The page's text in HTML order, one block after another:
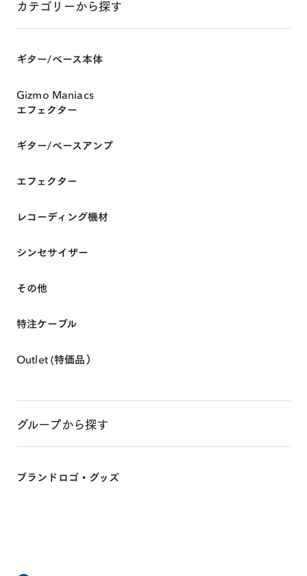
EVENTS & INFO
カテゴリーから探す
ギター/ベース本体
Gizmo Maniacs
エフェクター
ギター/ベースアンプ
エフェクター
レコーディング機材
シンセサイザー
その他
特注ケーブル
Outlet (特価品）
グループから探す
ブランドロゴ・グッズ